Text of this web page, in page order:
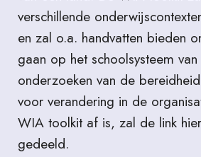
verschillende
en zal o.a. handvatten bieden
gaan op het schoolsysteem
onderzoeken van de
voor verandering in de
WIA toolkit af is, zal de link
gedeeld.